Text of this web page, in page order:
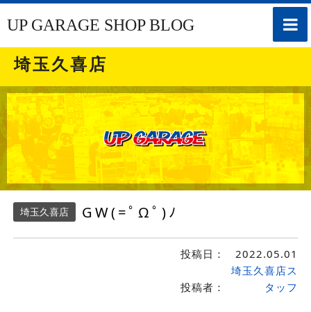
toggle
UP GARAGE SHOP BLOG
埼玉久喜店
埼玉久喜店 GW(=ﾟΩﾟ)ﾉ
投稿日： 2022.05.01
投稿者：
埼玉久喜店ス
タッフ